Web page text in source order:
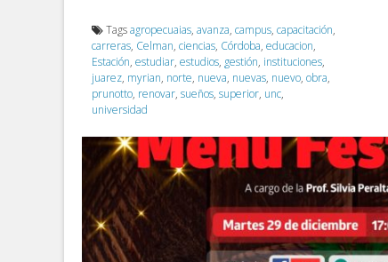
Tagsagropecuaias, avanza, campus, capacitación,
carreras, Celman, ciencias, Córdoba, educacion,
Estación, estudiar, estudios, gestión, instituciones,
juarez, myrian, norte, nueva, nuevas, nuevo, obra,
prunotto, renovar, sueños, superior, unc,
universidad